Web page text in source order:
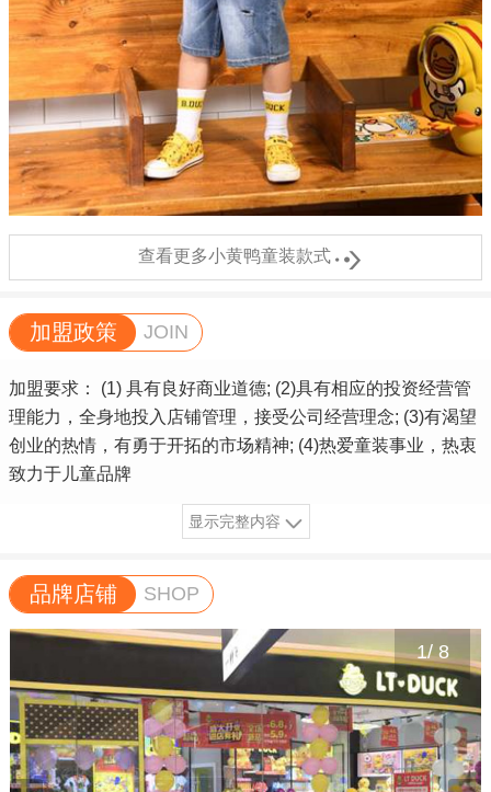
查看更多小黄鸭童装款式
加盟政策 JOIN
加盟要求： (1) 具有良好商业道德; (2)具有相应的投资经营管
理能力，全身地投入店铺管理，接受公司经营理念; (3)有渴望
创业的热情，有勇于开拓的市场精神; (4)热爱童装事业，热衷
致力于儿童品牌
显示完整内容
品牌店铺 SHOP
1/8